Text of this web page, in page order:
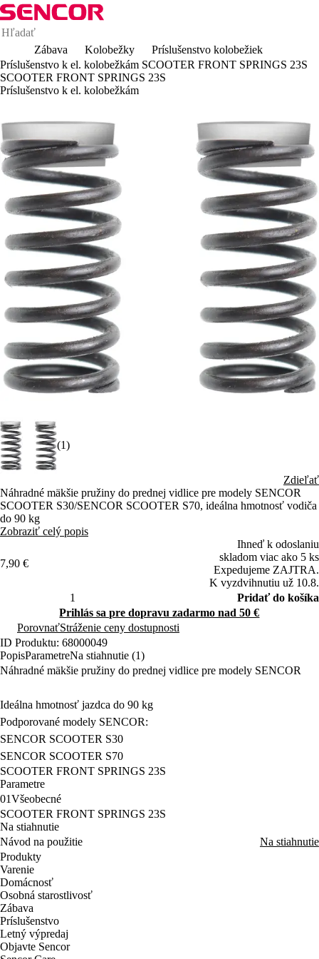
Zábava Kolobežky
Príslušenstvo kolobežiek
Príslušenstvo k el. kolobežkám SCOOTER FRONT SPRINGS 23S
SCOOTER FRONT SPRINGS 23S
Príslušenstvo k el. kolobežkám
(1)
Zdieľať
Náhradné mäkšie pružiny do prednej vidlice pre modely SENCOR
SCOOTER S30/SENCOR SCOOTER S70, ideálna hmotnosť vodiča
do 90 kg
Zobraziť celý popis
7,90 €
Ihneď k odoslaniu
skladom viac ako 5 ks
Expedujeme ZAJTRA.
K vyzdvihnutiu už 10.8.
Pridať do košíka
Prihlás sa pre dopravu zadarmo nad 50 €
PorovnaťStráženie ceny dostupnosti
ID Produktu: 68000049
PopisParametreNa stiahnutie (1)
Náhradné mäkšie pružiny do prednej vidlice pre modely SENCOR
Ideálna hmotnosť jazdca do 90 kg
Podporované modely SENCOR:
SENCOR SCOOTER S30
SENCOR SCOOTER S70
SCOOTER FRONT SPRINGS 23S
Parametre
01Všeobecné
SCOOTER FRONT SPRINGS 23S
Na stiahnutie
Návod na použitie
Na stiahnutie
Produkty
Varenie
Domácnosť
Osobná starostlivosť
Zábava
Príslušenstvo
Letný výpredaj
Objavte Sencor